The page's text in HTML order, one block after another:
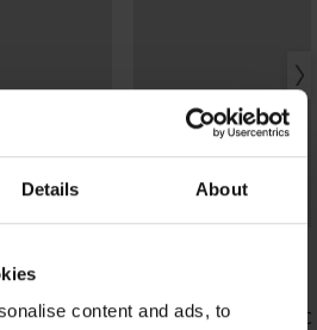
Details About
content and ads, to
melltartó
Maia 4D Soft Control